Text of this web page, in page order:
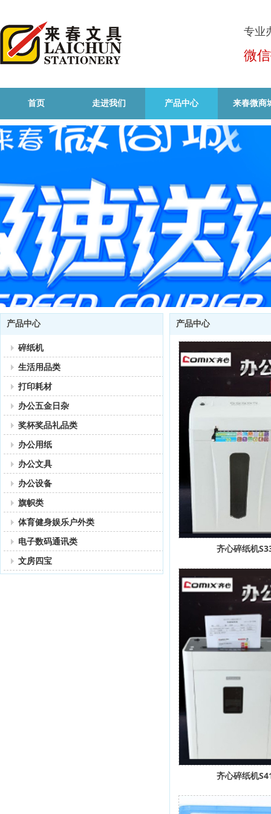
专业
微
首页 走进我们 产品中心 来春微商
产品中心
碎纸机
生活用品类
打印耗材
办公五金日杂
奖杯奖品礼品类
办公用纸
办公文具
办公设备
旗帜类
体育健身娱乐户外类
电子数码通讯类
文房四宝
产品中心
齐心碎纸机
齐心碎纸机